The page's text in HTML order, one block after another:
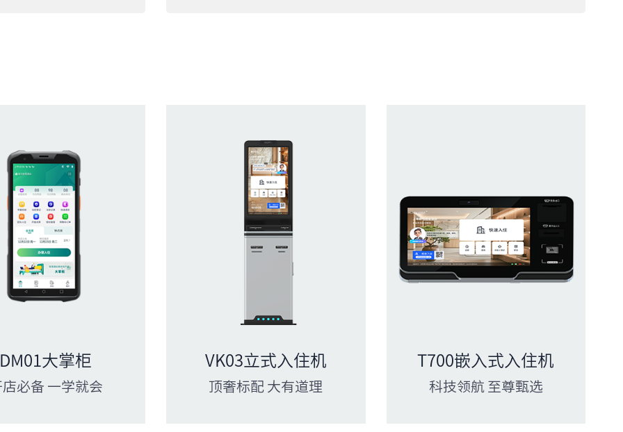
DM01大掌柜
必备 一学就会
VK03立式入住机
顶奢标配 大有道理
T700嵌入式入住机
科技领航 至尊甄选